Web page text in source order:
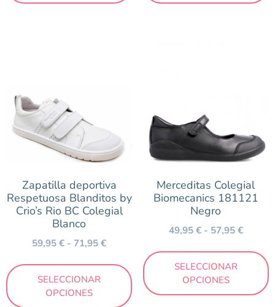
Zapatilla deportiva
Respetuosa Blanditos by
Crio’s Rio BC Colegial
Blanco
59,95€ - 71,95€
SELECCIONAR
OPCIONES
Merceditas Colegial
Biomecanics 181121
Negro
49,95€ - 57,95€
SELECCIONAR
OPCIONES